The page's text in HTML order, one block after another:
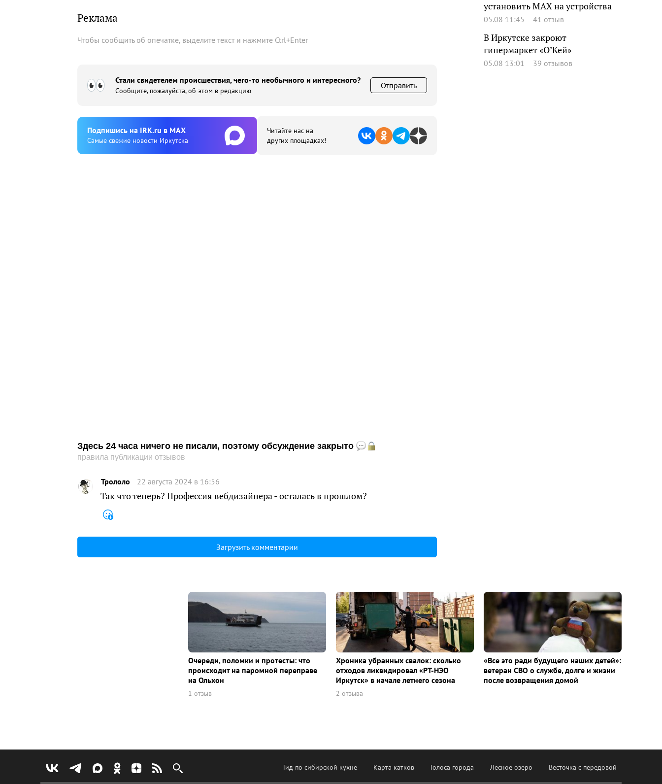
Реклама
Чтобы сообщить об опечатке, выделите текст и нажмите Ctrl+Enter
Стали свидетелем происшествия, чего-то необычного и интересного?
Сообщите, пожалуйста, об этом в редакцию
Отправить
Подпишиcь на IRK.ru в MAX
Cамые свежие новости Иркутска
Читайте нас на
других площадках!
Здесь 24 часа ничего не писали, поэтому обсуждение закрыто
правила публикации отзывов
Трололо 22 августа 2024 в 16:56
Так что теперь? Профессия вебдизайнера - осталась в прошлом?
Загрузить комментарии
установить MAX на устройства
05.08 11:45 41 отзыв
В Иркутске закроют
гипермаркет «О’Кей»
05.08 13:01 39 отзывов
Очереди, поломки и протесты: что
происходит на паромной переправе
на Ольхон
1 отзыв
Хроника убранных свалок: сколько
отходов ликвидировал «РТ-НЭО
Иркутск» в начале летнего сезона
2 отзыва
«Все это ради будущего наших детей»:
ветеран СВО о службе, долге и жизни
после возвращения домой
Гид по сибирской кухне Карта катков Голоса города Лесное озеро Весточка с передовой